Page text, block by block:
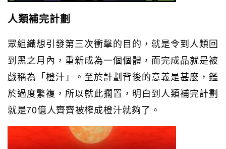
人類補完計劃
眾組織想引發第三次衝擊的目的，就是令到人類回
到黑之月內，重新成為一個個體，而完成品就是被
戲稱為「橙汁」。至於計劃背後的意義是甚麼，鑑
於過度繁複，所以就此擱置，明白到人類補完計劃
就是70億人齊齊被榨成橙汁就夠了。